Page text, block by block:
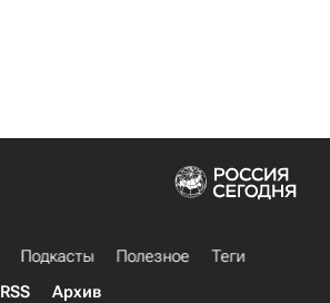
Подкасты Полезное
Теги
RSS Архив